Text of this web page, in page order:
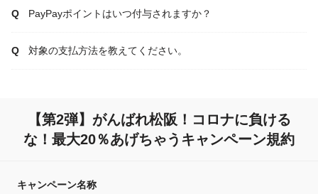
PayPayポイントはいつ付与されますか？
対象の支払方法を教えてください。
【第2弾】がんばれ松阪！コロナに負ける
な！最大20％あげちゃうキャンペーン規約
キャンペーン名称